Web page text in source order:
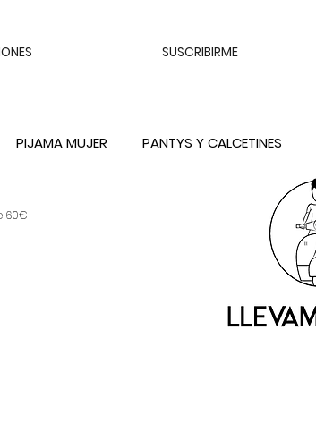
SUSCRIBIRME
PIJAMA MUJER PANTYS Y CALCETINES
60€